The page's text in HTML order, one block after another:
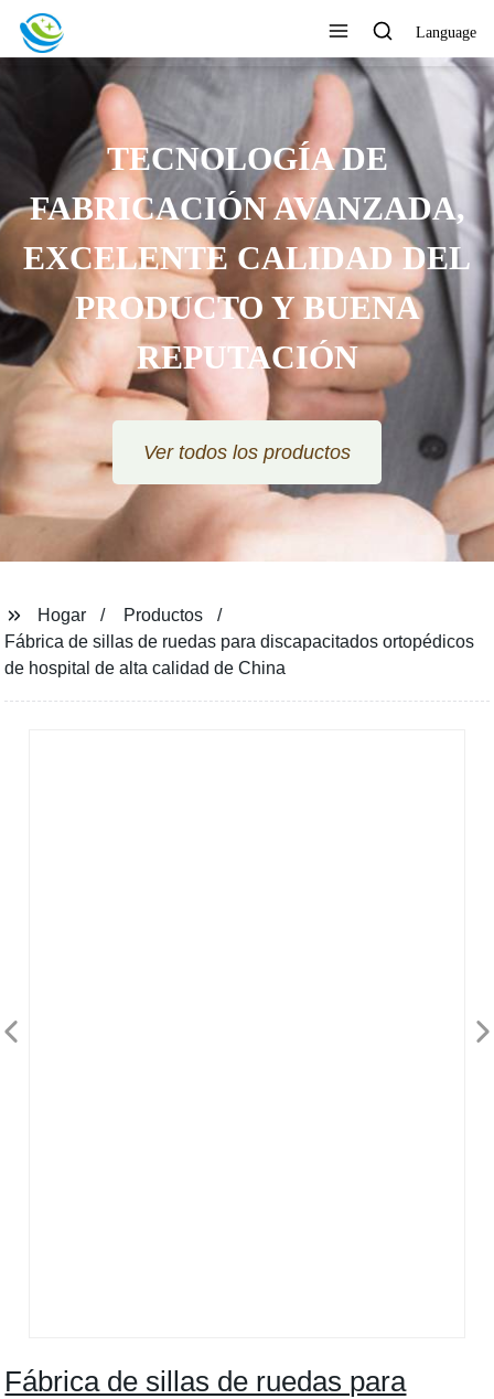
Language
Hogar
Productos
Fábrica de sillas de ruedas para discapacitados ortopédicos
de hospital de alta calidad de China
Fábrica de sillas de ruedas para